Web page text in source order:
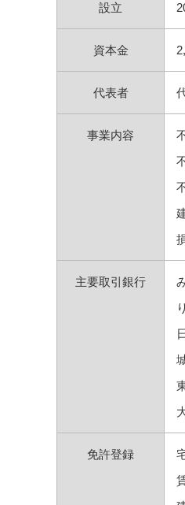
設立
資本金
代表者
事業内容
主要取引銀行
免許登録